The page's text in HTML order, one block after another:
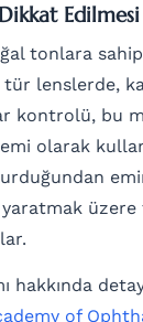
tonlara
tür lenslerde,
kontrolü, bu
olarak
üzere
hakkında
of